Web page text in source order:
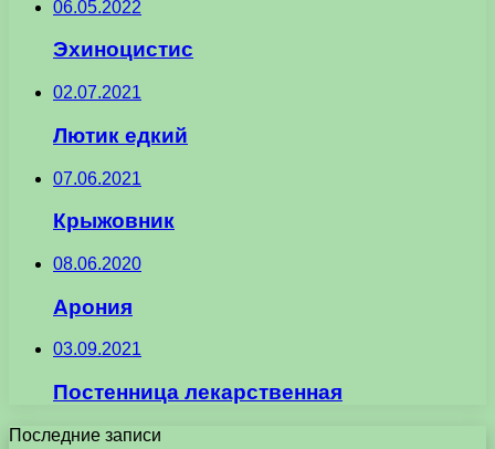
06.05.2022
Эхиноцистис
02.07.2021
Лютик едкий
07.06.2021
Крыжовник
08.06.2020
Арония
03.09.2021
Постенница лекарственная
Последние записи